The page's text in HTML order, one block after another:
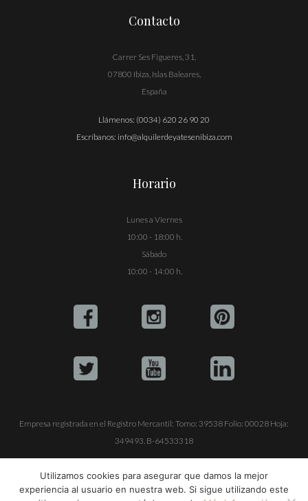
Contacto
Carrer Ses Figueres, 31,
07800 Ibiza, Islas Baleares,
España
Llámenos: (0034) 620 26 90 20
Escríbanos: info@alquilerdeyatesenibiza.com
Horario
Lunes a Viernes
10:00 - 18:00 h.
Sábado
10:00 - 14:00 h.
Empresa registrada en el Registro Mercantil: Tomo: 39538 Folio: 00028 Hoja:
349493. B-64533318
ALQUILER DE YATES EN IBIZA S.L.
Utilizamos cookies para asegurar que damos la mejor
experiencia al usuario en nuestra web. Si sigue utilizando este